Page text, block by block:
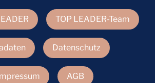
TOP LEADER-Team
Datenschutz
Impressum AGB